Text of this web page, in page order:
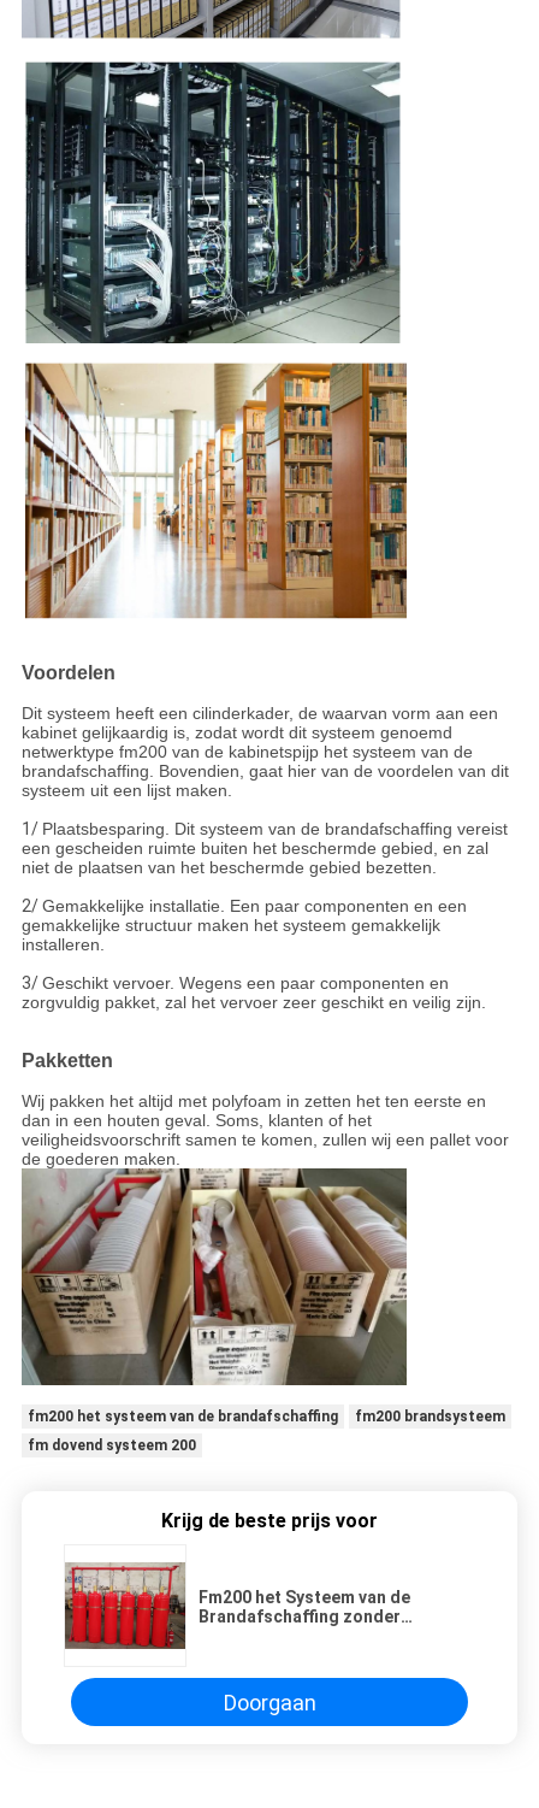
Voordelen
Dit systeem heeft een cilinderkader, de waarvan vorm aan een
kabinet gelijkaardig is, zodat wordt dit systeem genoemd
netwerktype fm200 van de kabinetspijp het systeem van de
brandafschaffing. Bovendien, gaat hier van de voordelen van dit
systeem uit een lijst maken.
1/ Plaatsbesparing. Dit systeem van de brandafschaffing vereist
een gescheiden ruimte buiten het beschermde gebied, en zal
niet de plaatsen van het beschermde gebied bezetten.
2/Gemakkelijke installatie. Een paar componenten en een
gemakkelijke structuur maken het systeem gemakkelijk
installeren.
3/Geschikt vervoer. Wegens een paar componenten en
zorgvuldig pakket, zal het vervoer zeer geschikt en veilig zijn.
Pakketten
Wij pakken het altijd met polyfoam in zetten het ten eerste en
dan in een houten geval. Soms, klanten of het
veiligheidsvoorschrift samen te komen, zullen wij een pallet voor
de goederen maken.
fm200 het systeem van de brandafschaffing
fm200 brandsysteem
fm dovend systeem 200
Krijg de beste prijs voor
Fm200 het Systeem van de
Brandafschaffing zonder
Doorgaan